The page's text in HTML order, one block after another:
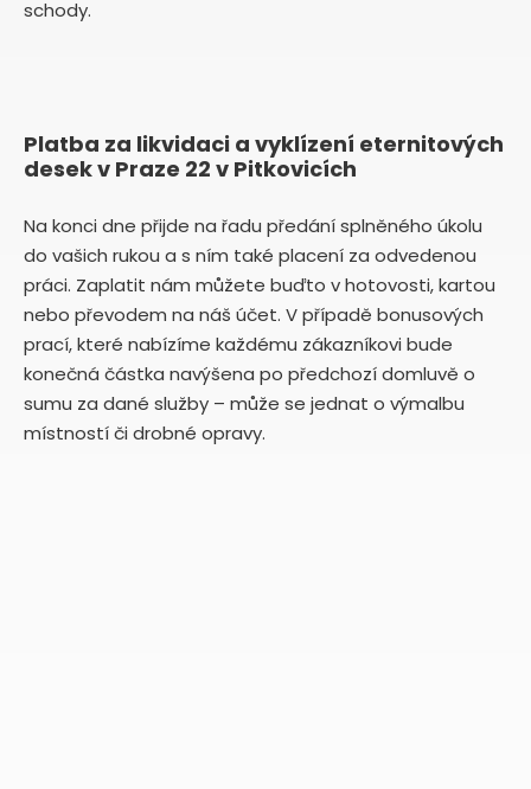
schody.
Platba za likvidaci a vyklízení eternitových
desek v Praze 22 v Pitkovicích
Na konci dne přijde na řadu předání splněného úkolu
do vašich rukou a s ním také placení za odvedenou
práci. Zaplatit nám můžete buďto v hotovosti, kartou
nebo převodem na náš účet. V případě bonusových
prací, které nabízíme každému zákazníkovi bude
konečná částka navýšena po předchozí domluvě o
sumu za dané služby – může se jednat o výmalbu
místností či drobné opravy.